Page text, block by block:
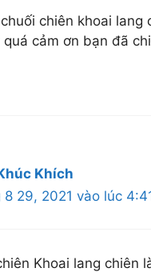
chiên khoai lang
quá cảm ơn bạn đã
Khích
8 29, 2021 vào lúc
Khoai lang chiên